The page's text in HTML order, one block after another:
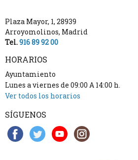
Plaza Mayor, 1, 28939
Arroyomolinos, Madrid
Tel.916 89 92 00
HORARIOS
Ayuntamiento
Lunes a viernes de 09:00 A 14:00 h.
Ver todos los horarios
SÍGUENOS